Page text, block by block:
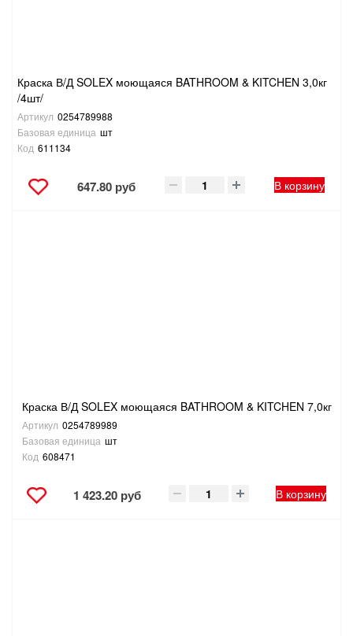
Краска В/Д SOLEX моющаяся BATHROOM & KITCHEN 3,0кг
/4шт/
Артикул 0254789988
Базовая единица шт
Код 611134
647.80 руб В корзину
Краска В/Д SOLEX моющаяся BATHROOM & KITCHEN 7,0кг
Артикул 0254789989
Базовая единица шт
Код 608471
1 423.20 руб В корзину